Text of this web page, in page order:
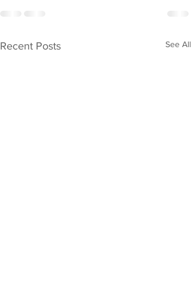
Recent Posts See All